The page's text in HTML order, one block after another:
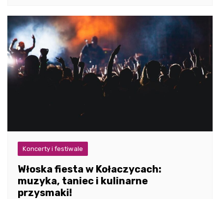
Koncerty i festiwale
Włoska fiesta w Kołaczycach:
muzyka, taniec i kulinarne
przysmaki!